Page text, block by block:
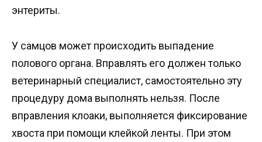
энтериты.
У самцов может происходить выпадение
полового органа. Вправлять его должен только
ветеринарный специалист, самостоятельно эту
процедуру дома выполнять нельзя. После
вправления клоаки, выполняется фиксирование
хвоста при помощи клейкой ленты. При этом